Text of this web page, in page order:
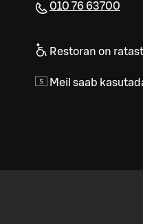
010 76 63700​
Restoran on
Meil saab